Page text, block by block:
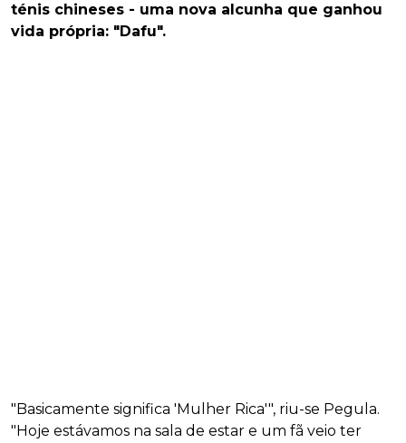
ténis chineses - uma nova alcunha que ganhou
vida própria: "Dafu".
"Basicamente significa 'Mulher Rica'", riu-se Pegula.
"Hoje estávamos na sala de estar e um fã veio ter